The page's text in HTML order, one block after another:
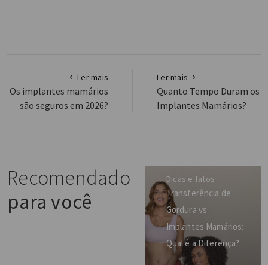
Ler mais
Os implantes mamários
são seguros em 2026?
Ler mais
Quanto Tempo Duram os
Implantes Mamários?
Recomendado
para você
Dicas e fatos
Transferência de
Gordura vs
Implantes Mamários:
Qual é a Diferença?